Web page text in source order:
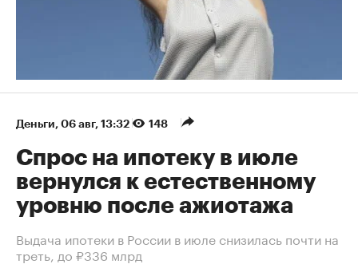
Деньги⁠, 06 авг, 13:32 148
Спрос на ипотеку в июле
вернулся к естественному
уровню после ажиотажа
Выдача ипотеки в России в июле снизилась почти на
треть, до ₽336 млрд